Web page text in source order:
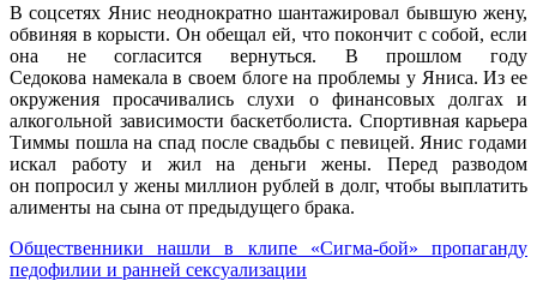
В соцсетях Янис неоднократно шантажировал бывшую жену,
обвиняя в корысти. Он обещал ей, что покончит с собой, если
она не согласится вернуться. В прошлом году
Седокова намекала в своем блоге на проблемы у Яниса. Из ее
окружения просачивались слухи о финансовых долгах и
алкогольной зависимости баскетболиста. Спортивная карьера
Тиммы пошла на спад после свадьбы с певицей. Янис годами
искал работу и жил на деньги жены. Перед разводом
он попросил у жены миллион рублей в долг, чтобы выплатить
алименты на сына от предыдущего брака.
Общественники нашли в клипе «Сигма-бой» пропаганду
педофилии и ранней сексуализации